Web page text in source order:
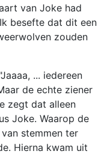
van Joke had
besefte dat dit een
zouden
... iedereen
de echte ziener
zegt dat alleen
Joke. Waarop de
stemmen ter
Hierna kwam uit